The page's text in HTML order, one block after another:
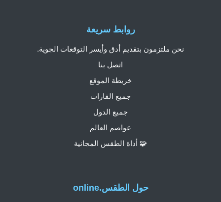
حول الطقس.online
روابط سريعة
نحن ملتزمون بتقديم أدق وأيسر التوقعات الجوية.
اتصل بنا
خريطة الموقع
جميع القارات
جميع الدول
عواصم العالم
🧩 أداة الطقس المجانية